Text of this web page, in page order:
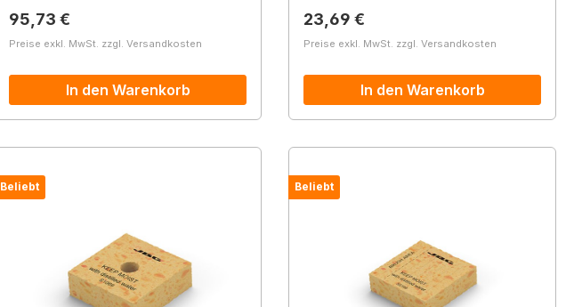
Regulärer Preis:
95,73 €
Preise exkl. MwSt. zzgl. Versandkosten
In den Warenkorb
Regulärer Preis:
23,69 €
Preise exkl. MwSt. zzgl. Versandkosten
In den Warenkorb
Beliebt Beliebt